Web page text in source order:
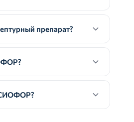
препарат?
СИОФОР?